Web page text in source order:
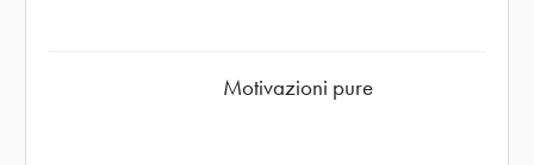
Motivazioni pure